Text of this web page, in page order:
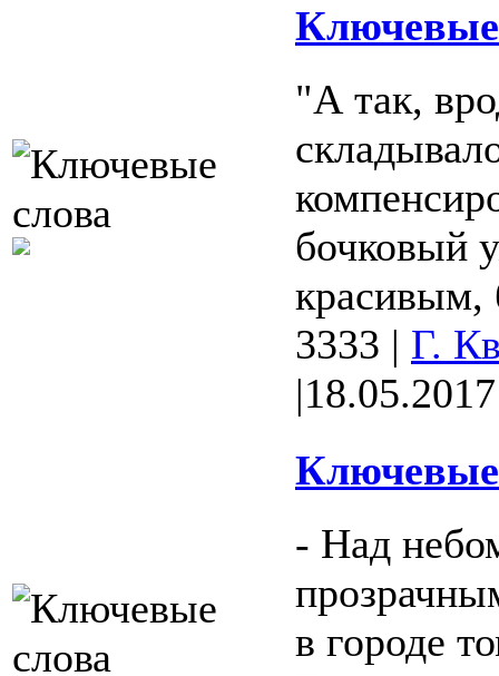
Ключевые
"А так,
бочковый
красивым,
3333 | Г.
|18.05.2017
Ключевые
- Над
в городе